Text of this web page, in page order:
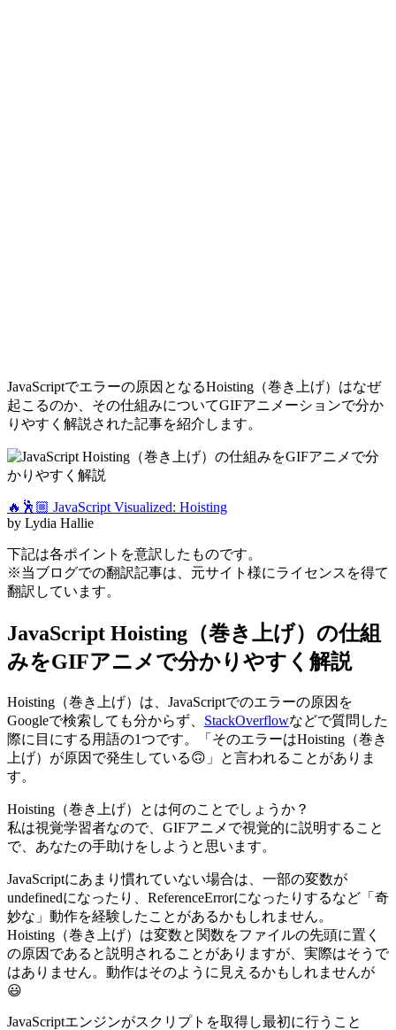
JavaScriptでエラーの原因となるHoisting（巻き上げ）はなぜ
起こるのか、その仕組みについてGIFアニメーションで分か
りやすく解説された記事を紹介します。
🔥🕺🏼 JavaScript Visualized: Hoisting
by Lydia Hallie
下記は各ポイントを意訳したものです。
※当ブログでの翻訳記事は、元サイト様にライセンスを得て
翻訳しています。
JavaScript Hoisting（巻き上げ）の仕組
みをGIFアニメで分かりやすく解説
Hoisting（巻き上げ）は、JavaScriptでのエラーの原因を
Googleで検索しても分からず、 StackOverflowなどで質問した
際に目にする用語の1つです。「そのエラーはHoisting（巻き
上げ）が原因で発生している🙃」と言われることがありま
す。
Hoisting（巻き上げ）とは何のことでしょうか？
私は視覚学習者なので、GIFアニメで視覚的に説明すること
で、あなたの手助けをしようと思います。
JavaScriptにあまり慣れていない場合は、一部の変数が
undefinedになったり、ReferenceErrorになったりするなど「奇
妙な」動作を経験したことがあるかもしれません。
Hoisting（巻き上げ）は変数と関数をファイルの先頭に置く
の原因であると説明されることがありますが、実際はそうで
はありません。 動作はそのように見えるかもしれませんが
😃
JavaScriptエンジンがスクリプトを取得し最初に行うこと